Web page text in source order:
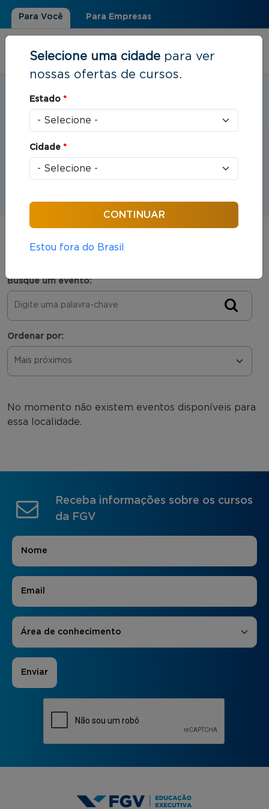
Para Você Para Empresas
Estudar em:Belém, PA
Você está aqui
Eventos
Busque um evento:
Ordenar por:
No momento não existem eventos disponíveis para
essa localidade.
Receba informações sobre os cursos
da FGV
Nome
E-mail
Áreas de Interesse
Área de conhecimento
Selecione uma cidade para ver
nossas ofertas de cursos.
Estado *
Cidade *
Estou fora do Brasil